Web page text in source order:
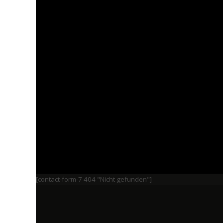
[contact-form-7 404 "Nicht gefunden"]